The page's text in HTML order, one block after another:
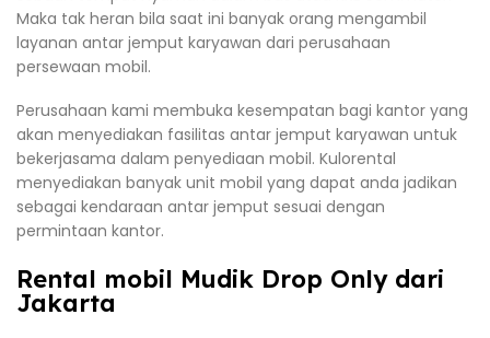
Maka tak heran bila saat ini banyak orang mengambil
layanan antar jemput karyawan dari perusahaan
persewaan mobil.
Perusahaan kami membuka kesempatan bagi kantor yang
akan menyediakan fasilitas antar jemput karyawan untuk
bekerjasama dalam penyediaan mobil. Kulorental
menyediakan banyak unit mobil yang dapat anda jadikan
sebagai kendaraan antar jemput sesuai dengan
permintaan kantor.
Rental mobil Mudik Drop Only dari
Jakarta